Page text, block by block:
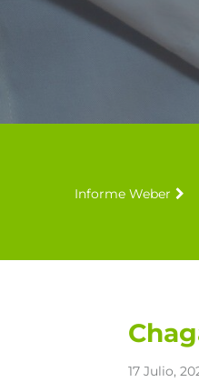
Informe Weber
17 Julio,